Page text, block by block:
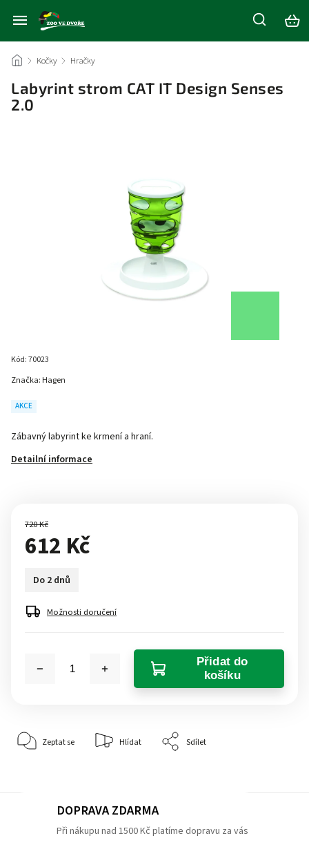
/ Kočky / Hračky
Labyrint strom CAT IT Design Senses
2.0
Kód:70023
Zábavný labyrint ke krmení a hraní.
Detailní informace
AKCE
Značka: Hagen
720 Kč
612 Kč
Do 2 dnů
Možnosti doručení
Přidat do
košíku
Zeptat se Hlídat Sdílet
DOPRAVA ZDARMA
Při nákupu nad 1500 Kč platíme dopravu za vás